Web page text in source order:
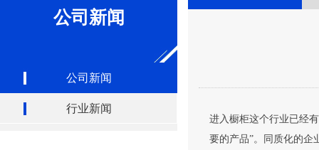
公司新闻
公司新闻
行业新闻
进入橱柜这个行业已经
要的产品”。同质化的企